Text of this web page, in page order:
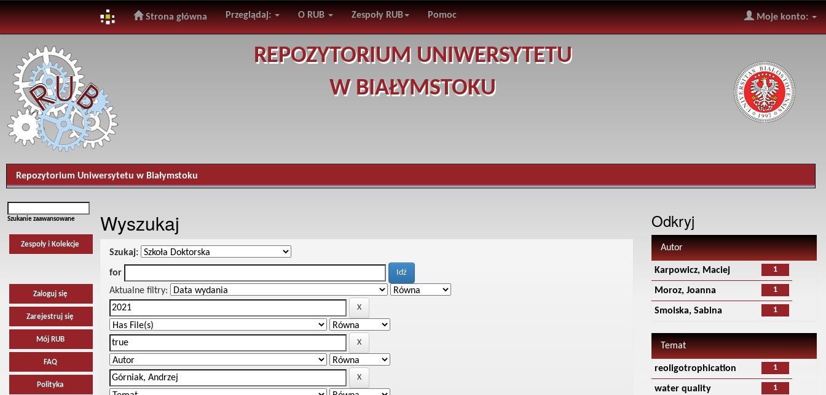
navigation
Strona główna Przeglądaj: O RUB Zespoły RUB Pomoc Moje konto:
REPOZYTORIUM UNIWERSYTETU
W BIAŁYMSTOKU
Repozytorium Uniwersytetu w Białymstoku
Szukanie zaawansowane
Zespoły i Kolekcje
Zaloguj się
Zarejestruj się
Mój RUB
FAQ
Polityka
Wyszukaj
Szukaj:
for
Aktualne filtry:
Odkryj
Autor
1
Karpowicz, Maciej
1
Moroz, Joanna
1
Smolska, Sabina
Temat
1
reoligotrophication
1
water quality